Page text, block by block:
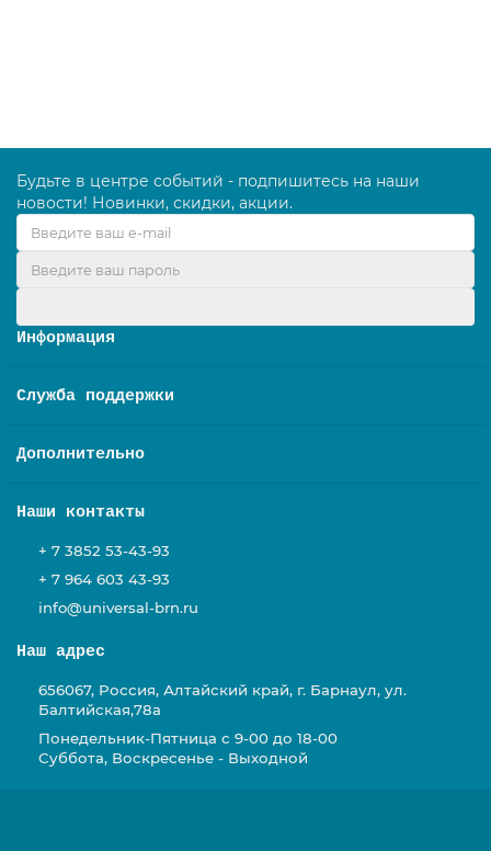
Будьте в центре событий - подпишитесь на наши
новости! Новинки, скидки, акции.
Информация
Служба поддержки
Дополнительно
Наши контакты
+ 7 3852 53-43-93
+ 7 964 603 43-93
info@universal-brn.ru
Наш адрес
656067, Россия, Алтайский край, г. Барнаул, ул.
Балтийская,78а
Понедельник-Пятница с 9-00 до 18-00
Суббота, Воскресенье - Выходной